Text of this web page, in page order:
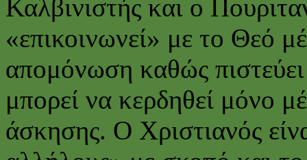
Καλβινιστής και ο
«επικοινωνεί» με το Θεό
απομόνωση καθώς
μπορεί να κερδηθεί μόνο
άσκησης. Ο Χριστιανός